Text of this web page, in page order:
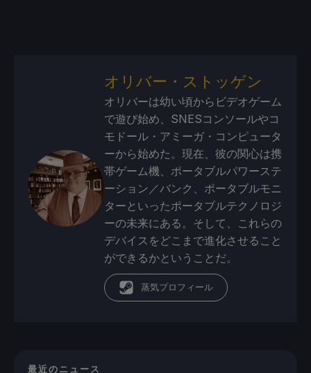
オリバー・ストッゲン
オリバーは幼い頃からビデオゲーム
で遊び始め、SNESコンソールやコ
モドール・アミーガ・コンピュータ
ーから始めた。現在、彼の関心は携
帯ゲーム機、ポータブルパワーステ
ーション／バンク、ポータブルモニ
ターといったポータブルテクノロジ
ーの未来にある。そして、これらの
デバイスをどこまで進化させること
ができるかということだ。
蒸気プロフィール
最近のニュース